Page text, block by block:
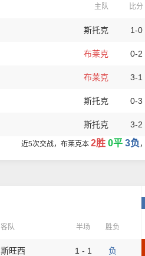
主队 比分
斯托克 1-0
布莱克 0-2
布莱克 3-1
斯托克 0-3
斯托克 3-2
近5次交战，布莱克本 2胜 0平 3负
客队 半场 胜负
斯旺西 1 - 1 负